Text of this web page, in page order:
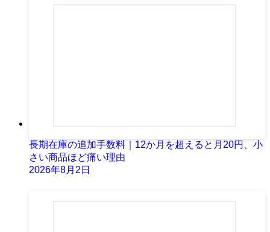
長期在庫の追加手数料｜12か月を超えると月20円、小
さい商品ほど痛い理由
2026年8月2日